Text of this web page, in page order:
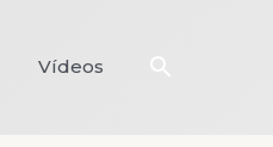
Vídeos Pesquisar